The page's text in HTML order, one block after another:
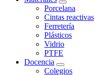
Porcelana
Cintas reactivas
Ferretería
Plásticos
Vidrio
PTFE
Docencia
Colegios